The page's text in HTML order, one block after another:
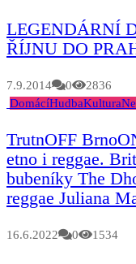
LEGENDÁRNÍ
ŘÍJNU DO
7.9.2014 0
2836
DomácíHudbaKultura
TrutnOFF
etno i reggae.
bubeníky The
reggae Juliana
16.6.2022 0 1534